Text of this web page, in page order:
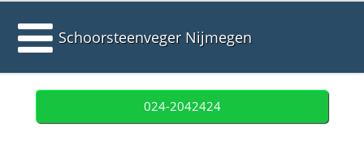
Schoorsteenveger Nijmegen
024-2042424